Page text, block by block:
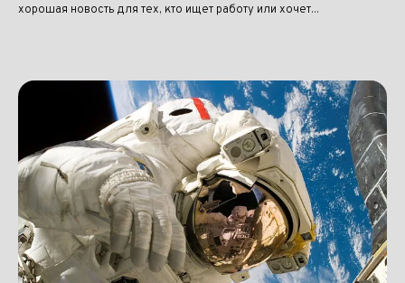
хорошая новость для тех, кто ищет работу или хочет...